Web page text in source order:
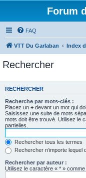
Forum
FAQ
VTT Du Garlaban Index
Rechercher
RECHERCHER
Recherche par mots-clés :
Placez un + devant un mot qui
Saisissez une suite de mots
mots doit être trouvé. Utilisez le
partielles.
Rechercher tous les termes
Rechercher n’importe lequel
Rechercher par auteur :
Utilisez le caractère « * »